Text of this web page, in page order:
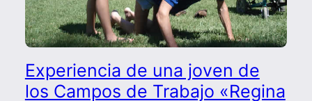
Experiencia de una joven de
los Campos de Trabajo «Regina